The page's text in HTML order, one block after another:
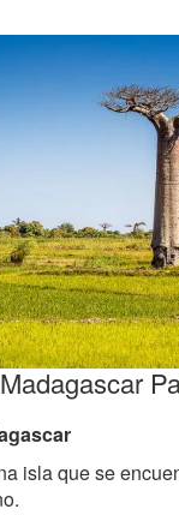
Madagascar
isla que se